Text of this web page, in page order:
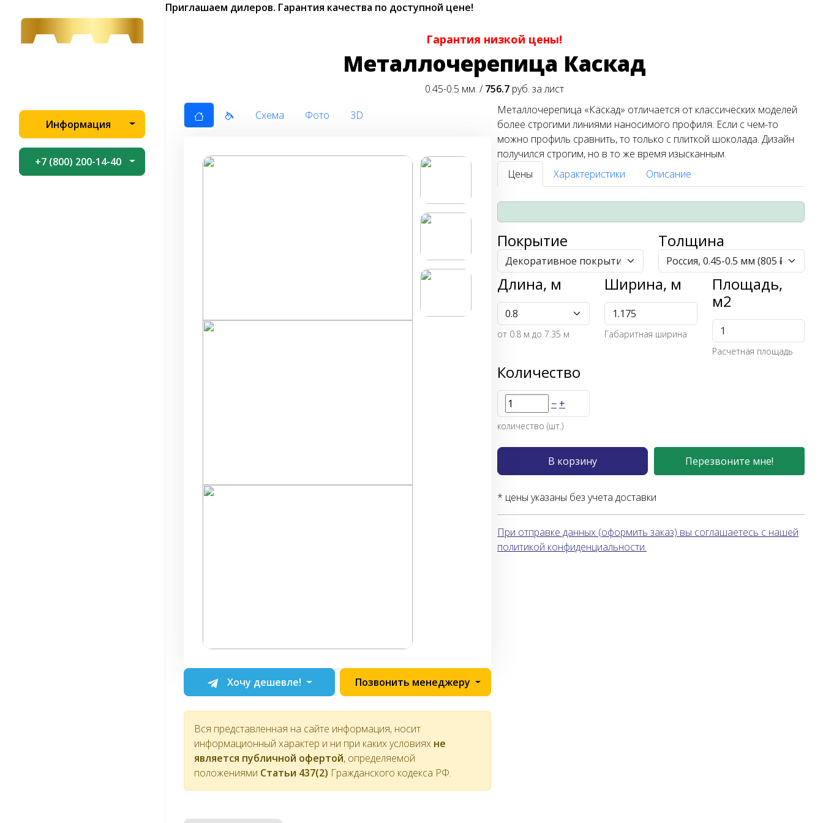
Приглашаем дилеров. Гарантия качества по доступной цене!
Информация
+7 (800) 200-14-40
Гарантия низкой цены!
Металлочерепица Каскад
0.45-0.5 мм. /756.7 руб. за лист
Схема
Фото 3D
Хочу дешевле! Позвонить менеджеру
Вся представленная на сайте информация, носит
информационный характер и ни при каких условиях не
является публичной офертой, определяемой
положениями Статьи 437(2) Гражданского кодекса РФ.
Металлочерепица «Каскад» отличается от классических моделей
более строгими линиями наносимого профиля. Если с чем-то
можно профиль сравнить, то только с плиткой шоколада. Дизайн
получился строгим, но в то же время изысканным.
Цены
Характеристики Описание
Покрытие Толщина
Длина, м
от 0.8 м до 7.35 м
Ширина, м
Габаритная ширина
Площадь,
м2
Расчетная площадь
Количество
− +
количество (шт.)
В корзину Перезвоните мне!
* цены указаны без учета доставки
При отправке данных (оформить заказ) вы соглашаетесь с нашей
политикой конфиденциальности.